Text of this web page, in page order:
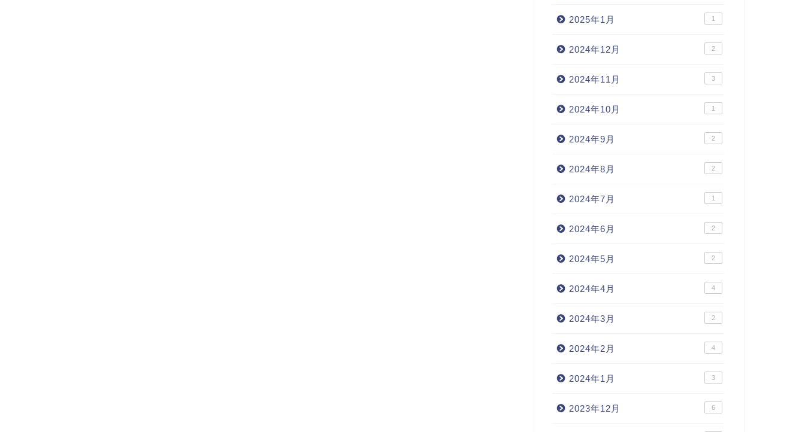
2025年1月 1
2024年12月 2
2024年11月 3
2024年10月 1
2024年9月 2
2024年8月 2
2024年7月 1
2024年6月 2
2024年5月 2
2024年4月 4
2024年3月 2
2024年2月 4
2024年1月 3
2023年12月 6